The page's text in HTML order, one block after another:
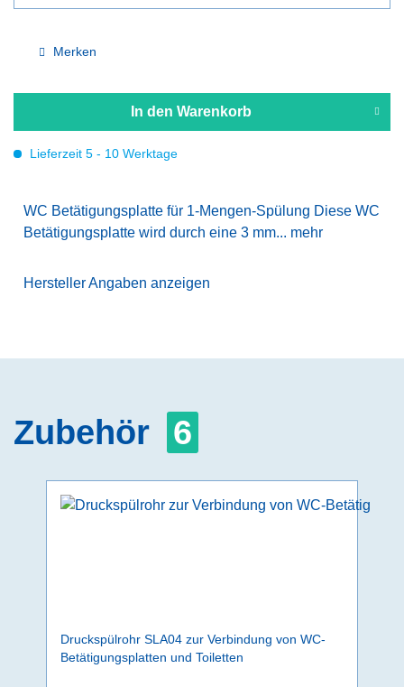
Merken
In den Warenkorb
Lieferzeit 5 - 10 Werktage
WC Betätigungsplatte für 1-Mengen-Spülung Diese WC
Betätigungsplatte wird durch eine 3 mm... mehr
Hersteller Angaben anzeigen
Zubehör 6
Druckspülrohr SLA04 zur Verbindung von WC-
Betätigungsplatten und Toiletten